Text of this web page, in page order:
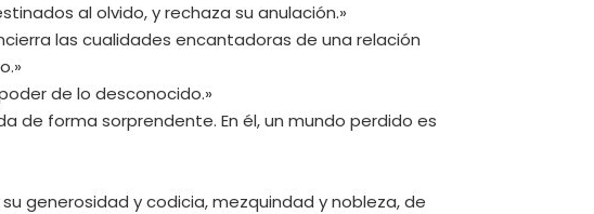
al olvido, y rechaza su anulación.»
las cualidades encantadoras de una relación
de lo desconocido.»
de forma sorprendente. En él, un mundo perdido es
generosidad y codicia, mezquindad y nobleza, de